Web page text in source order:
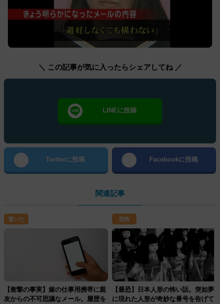
＼ この記事が気に入ったらシェアしてね ／
LINEに投稿
Twitterに投稿 Facebookに投稿
関連記事
驚いた
【衝撃の事実】嫁の仕事用携帯に親
友からの不可思議なメール。履歴を
恐怖
【最恐】日本人形の怖い話。突如夢
に現れた人形が奇妙な番号を告げて